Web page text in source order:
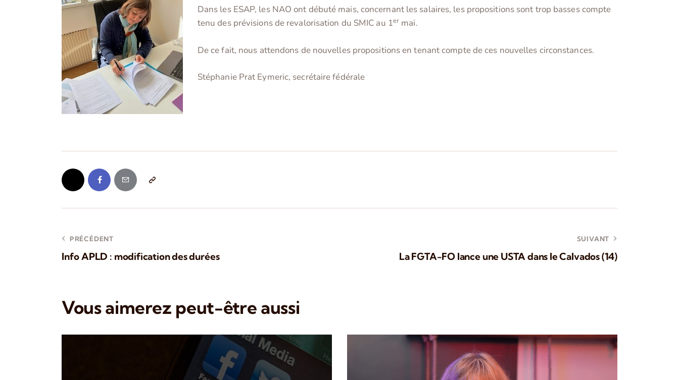
Dans les ESAP, les NAO ont débuté mais, concernant les salaires, les propositions sont trop basses compte
tenu des prévisions de revalorisation du SMIC au 1er mai.
De ce fait, nous attendons de nouvelles propositions en tenant compte de ces nouvelles circonstances.
Stéphanie Prat Eymeric, secrétaire fédérale
PRÉCÉDENT
Info APLD : modification des durées
SUIVANT
La FGTA-FO lance une USTA dans le Calvados (14)
Vous aimerez peut-être aussi